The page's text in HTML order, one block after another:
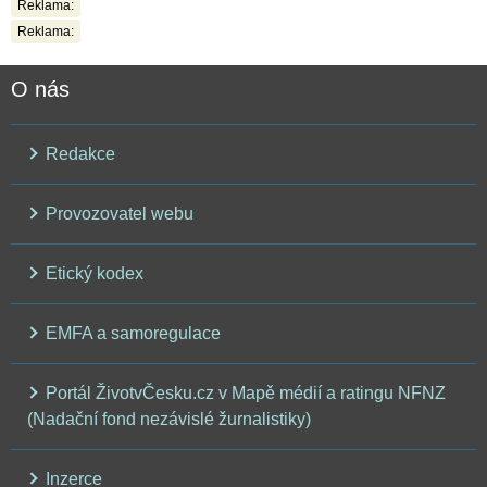
Reklama:
Reklama:
O nás
Redakce
Provozovatel webu
Etický kodex
EMFA a samoregulace
Portál ŽivotvČesku.cz v Mapě médií a ratingu NFNZ
(Nadační fond nezávislé žurnalistiky)
Inzerce